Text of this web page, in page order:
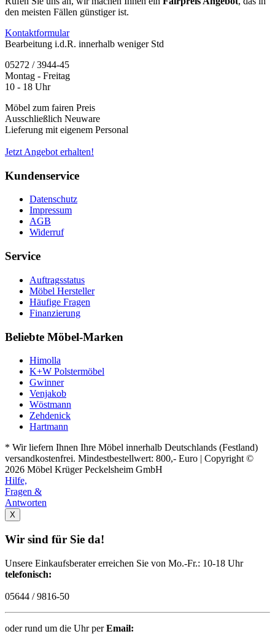
den meisten Fällen günstiger ist.
Kontaktformular
Bearbeitung i.d.R. innerhalb weniger Std
05272 / 3944-45
Montag - Freitag
10 - 18 Uhr
Möbel zum fairen Preis
Ausschließlich Neuware
Lieferung mit eigenem Personal
Jetzt Angebot erhalten!
Kundenservice
Datenschutz
Impressum
AGB
Widerruf
Service
Auftragsstatus
Möbel Hersteller
Häufige Fragen
Finanzierung
Beliebte Möbel-Marken
Himolla
K+W Polstermöbel
Gwinner
Venjakob
Wöstmann
Zehdenick
Hartmann
* Wir liefern Ihnen Ihre Möbel innerhalb Deutschlands (Festland)
versandkostenfrei. Mindestbestellwert: 800,- Euro | Copyright ©
2026 Möbel Krüger Peckelsheim GmbH
Hilfe,
Fragen &
Antworten
X
Wir sind für Sie da!
Unsere Einkaufsberater erreichen Sie von Mo.-Fr.: 10-18 Uhr
telefonisch:
05644 / 9816-50
oder rund um die Uhr perEmail: